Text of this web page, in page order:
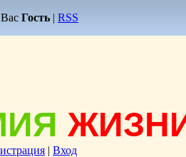
Гость | RSS
| Вход